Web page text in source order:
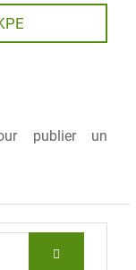
publier un